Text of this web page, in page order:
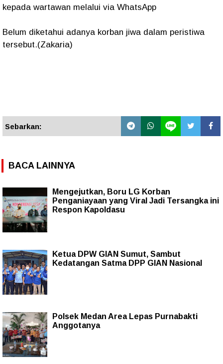
kepada wartawan melalui via WhatsApp
Belum diketahui adanya korban jiwa dalam peristiwa
tersebut.(Zakaria)
Sebarkan:
BACA LAINNYA
Mengejutkan, Boru LG Korban
Penganiayaan yang Viral Jadi Tersangka ini
Respon Kapoldasu
Ketua DPW GIAN Sumut, Sambut
Kedatangan Satma DPP GIAN Nasional
Polsek Medan Area Lepas Purnabakti
Anggotanya